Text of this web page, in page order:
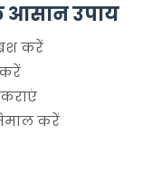
आसान उपाय
करें
करें